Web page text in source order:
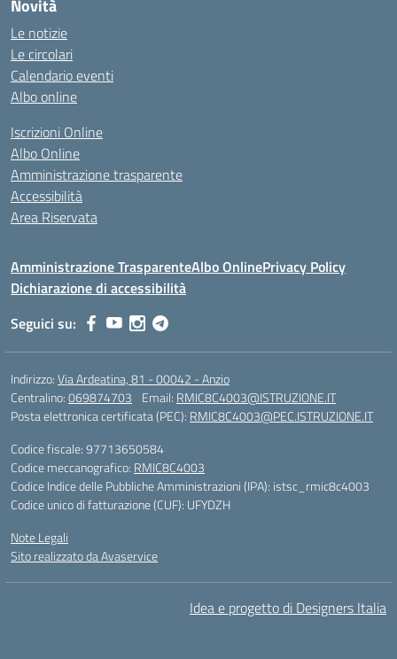
Novità
Le notizie
Le circolari
Calendario eventi
Albo online
Iscrizioni Online
Albo Online
Amministrazione trasparente
Accessibilità
Area Riservata
Amministrazione TrasparenteAlbo OnlinePrivacy Policy
Dichiarazione di accessibilità
Seguici su:
Indirizzo:Via Ardeatina, 81 - 00042 - Anzio
Centralino:069874703 Email: RMIC8C4003@ISTRUZIONE.IT
Posta elettronica certificata (PEC): RMIC8C4003@PEC.ISTRUZIONE.IT
Codice fiscale: 97713650584
Codice meccanografico: RMIC8C4003
Codice Indice delle Pubbliche Amministrazioni (IPA): istsc_rmic8c4003
Codice unico di fatturazione (CUF): UFYDZH
Note Legali
Sito realizzato da Avaservice
Idea e progetto di Designers Italia